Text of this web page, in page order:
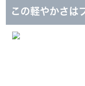
この軽やかさは